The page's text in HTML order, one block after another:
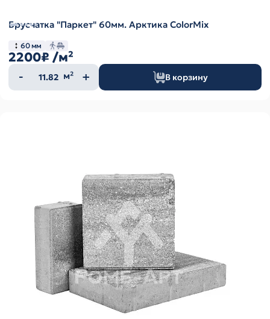
Брусчатка "Паркет" 60мм. Арктика ColorMix
60 мм
2200₽ /м²
Количество
товара
м² В корзину